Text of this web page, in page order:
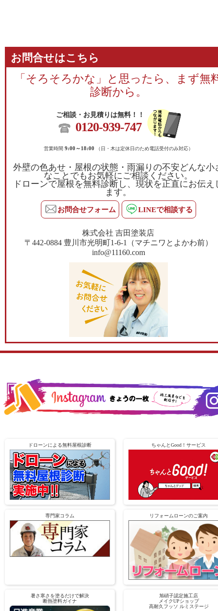
お問合せはこちら
「そろそろかな」と思ったら、まず無
診断から。
ご相談・お見積りは無料！！
0120-939-747
営業時間 9:00～18:00 （日・木は定休日のため電話受付のみ対応）
外壁の色あせ・屋根の状態・雨漏りの不安どんな小
なことでもお気軽にご相談ください。
ドローンで屋根を無料診断し、現状を正直にお伝え
ます。
お問合せフォーム LINEで相談する
株式会社 吉田塗装店
〒442-0884 豊川市光明町1-6-1（マチニワとよかわ前）
info@11160.com
ドローンによる無料屋根診断 ちゃんとGood！サービス
専門家コラム リフォームローンのご案内
暑さ寒さを塗るだけで解決
断熱塗料ガイナ
旭硝子認定施工店
メイクUPショップ
高耐久フッソ ルミステージ